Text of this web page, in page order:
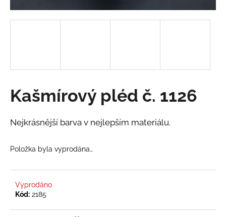
Kašmírový pléd č. 1126
Nejkrásnější barva v nejlepším materiálu.
Položka byla vyprodána…
Vyprodáno
Kód: 2185
a
o
p
o